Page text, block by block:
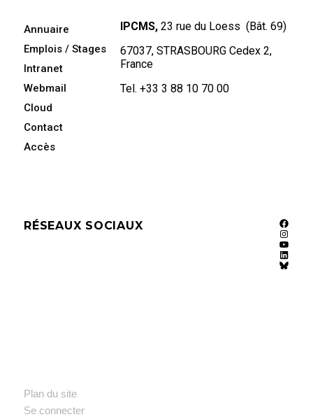
Annuaire
Emplois / Stages
Intranet
Webmail
Cloud
Contact
Accès
IPCMS, 23 rue du Loess (Bât. 69)
67037, STRASBOURG Cedex 2,
France
Tel. +33 3 88 10 70 00
RÉSEAUX SOCIAUX
Plan du site
Se connecter